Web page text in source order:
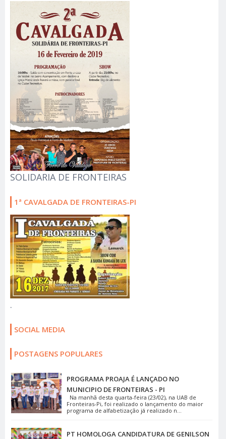
SOLIDARIA DE FRONTEIRAS
1ª CAVALGADA DE FRONTEIRAS-PI
.
SOCIAL MEDIA
POSTAGENS POPULARES
PROGRAMA PROAJA É LANÇADO NO
MUNICIPIO DE FRONTEIRAS - PI
Na manhã desta quarta-feira (23/02), na UAB de
Fronteiras-Pi, foi realizado o lançamento do maior
programa de alfabetização já realizado n...
PT HOMOLOGA CANDIDATURA DE GENILSON